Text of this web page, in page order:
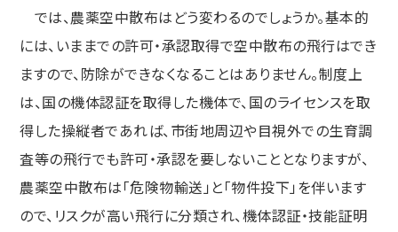
では、農薬空中散布はどう変わるのでしょうか。基本的
には、いままでの許可・承認取得で空中散布の飛行はでき
ますので、防除ができなくなることはありません。制度上
は、国の機体認証を取得した機体で、国のライセンスを取
得した操縦者であれば、市街地周辺や目視外での生育調
査等の飛行でも許可・承認を要しないこととなりますが、
農薬空中散布は「危険物輸送」と「物件投下」を伴います
ので、リスクが高い飛行に分類され、機体認証・技能証明